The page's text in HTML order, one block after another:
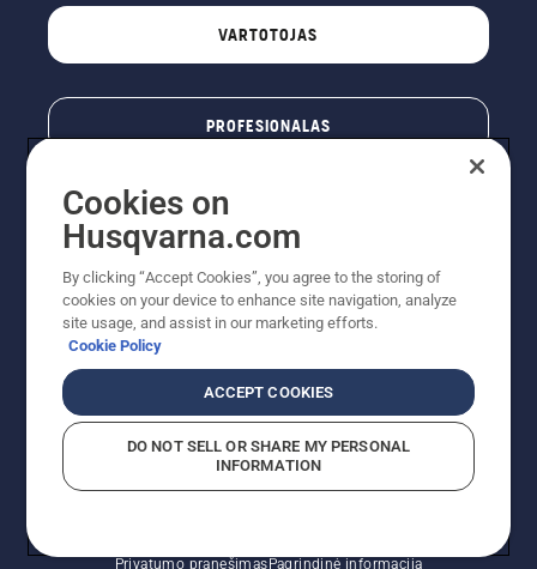
VARTOTOJAS
PROFESIONALAS
© „Husqvarna AB“ (leid). Visos teisės priklauso autoriui.
Nurodoma rekomenduojama mažmeninė kaina (RMK),
įskaitant PVM. RMK yra kaina, už kurią gamintojas
rekomenduoja pardavėjui parduoti prekę. UAB
"Husqvarna Lietuva" prekių vartotojams neparduoda,
Privatumo pranešimasPagrindinė informacija
Cookies on
Husqvarna.com
By clicking “Accept Cookies”, you agree to the storing of
cookies on your device to enhance site navigation, analyze
site usage, and assist in our marketing efforts.
Cookie Policy
ACCEPT COOKIES
DO NOT SELL OR SHARE MY PERSONAL
INFORMATION